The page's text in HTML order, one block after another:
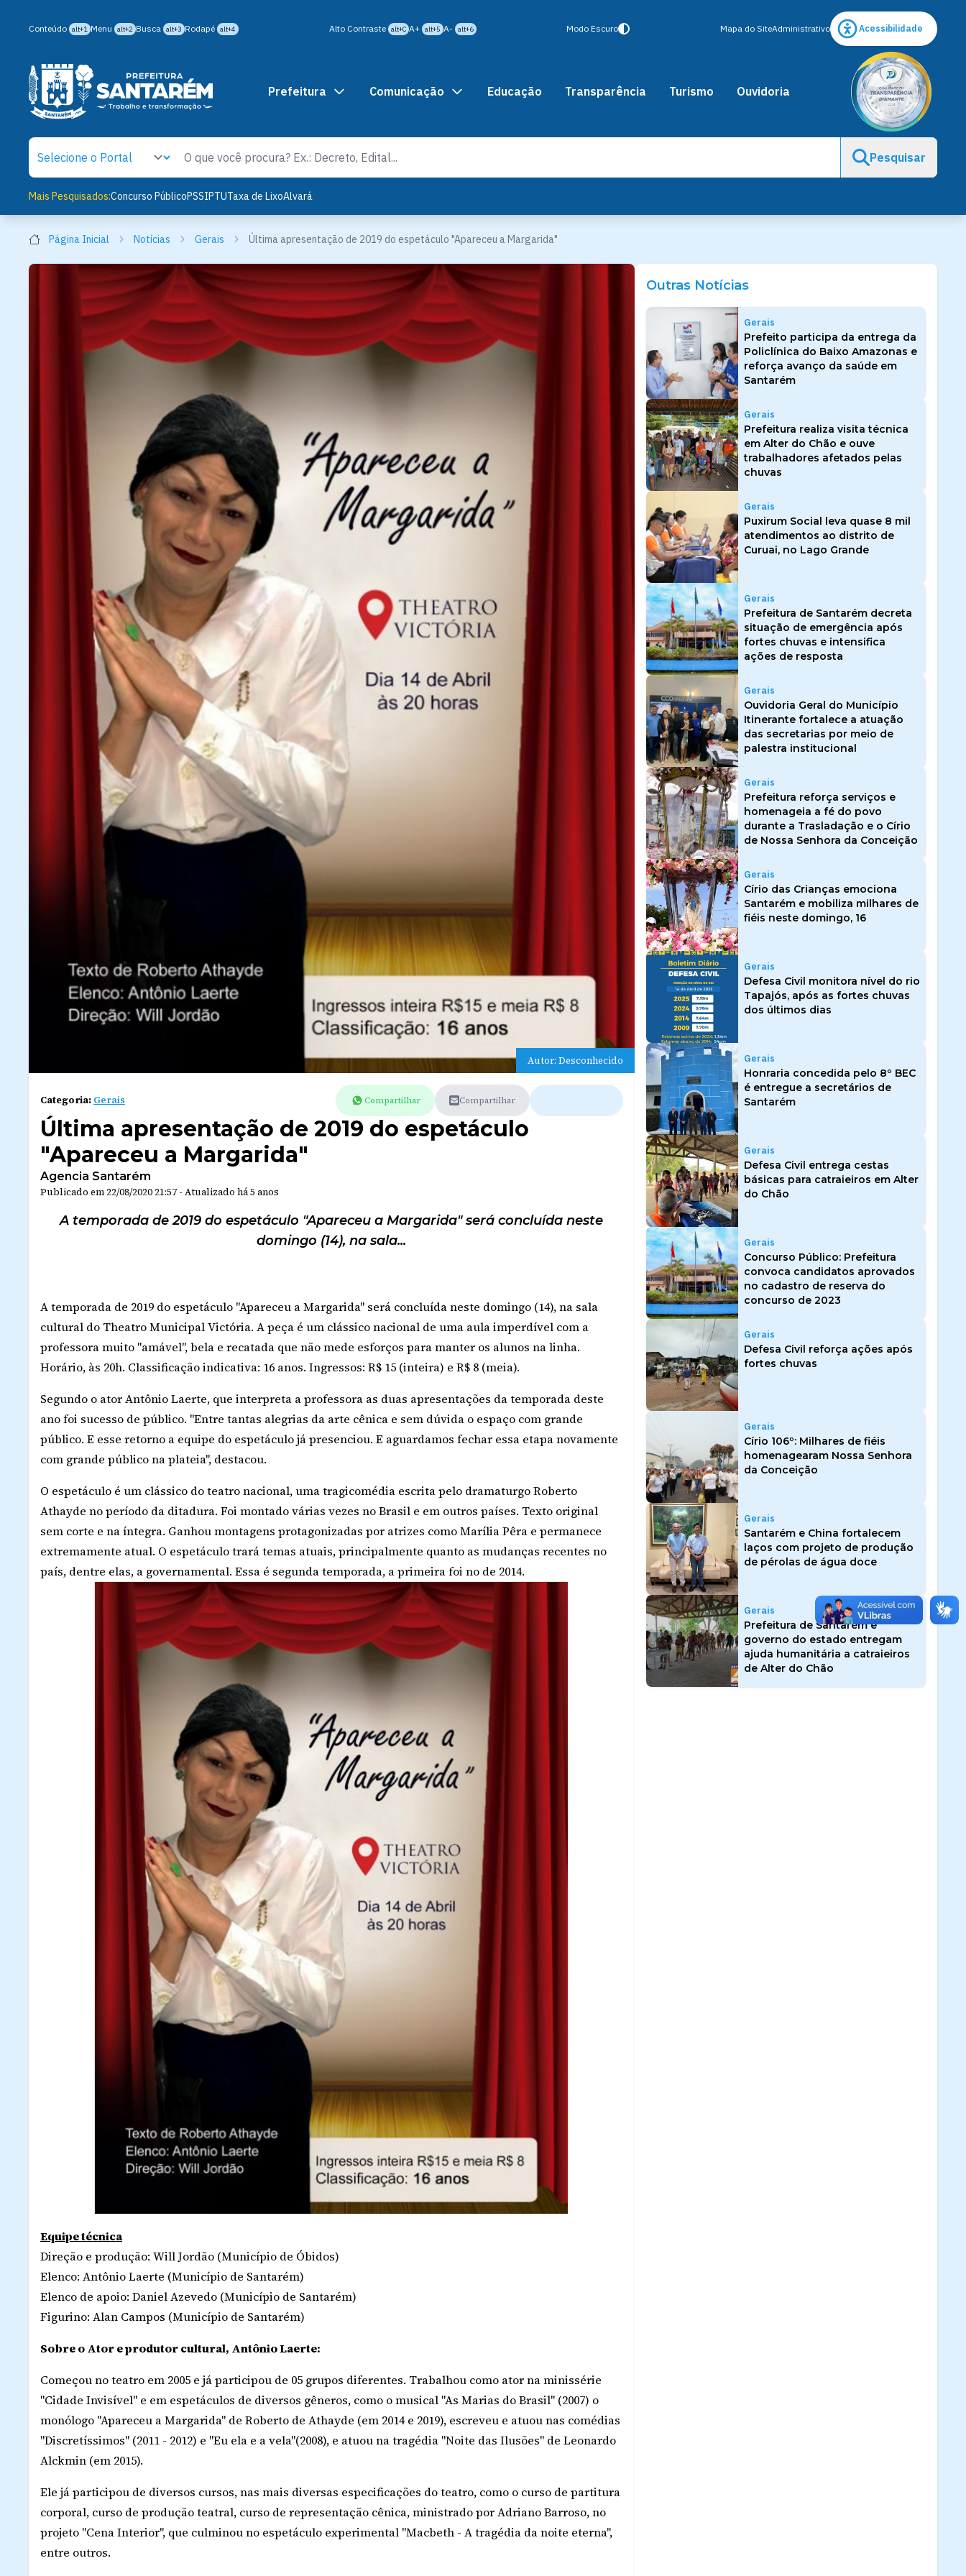
Conteúdo alt+1 Menu alt+2 Busca alt+3 Rodapé alt+4 Alto Contraste alt+C A+ alt+5 A- alt+6 Modo Escuro Mapa do SiteAdministrativo Acessibilidade
Prefeitura Comunicação Educação Transparência Turismo Ouvidoria
Pesquisar
Mais Pesquisados:Concurso PúblicoPSSIPTUTaxa de LixoAlvará
Página Inicial Notícias Gerais Última apresentação de 2019 do espetáculo "Apareceu a Margarida"
Autor: Desconhecido
Categoria: Gerais Compartilhar Compartilhar
Última apresentação de 2019 do espetáculo
"Apareceu a Margarida"
Agencia Santarém
Publicado em 22/08/2020 21:57 - Atualizado há 5 anos
A temporada de 2019 do espetáculo "Apareceu a Margarida" será concluída neste
domingo (14), na sala...
A temporada de 2019 do espetáculo "Apareceu a Margarida" será concluída neste domingo (14), na sala
cultural do Theatro Municipal Victória. A peça é um clássico nacional de uma aula imperdível com a
professora muito "amável", bela e recatada que não mede esforços para manter os alunos na linha.
Horário, às 20h. Classificação indicativa: 16 anos. Ingressos: R$ 15 (inteira) e R$ 8 (meia).
Segundo o ator Antônio Laerte, que interpreta a professora as duas apresentações da temporada deste
ano foi sucesso de público. "Entre tantas alegrias da arte cênica e sem dúvida o espaço com grande
público. E esse retorno a equipe do espetáculo já presenciou. E aguardamos fechar essa etapa novamente
com grande público na plateia", destacou.
O espetáculo é um clássico do teatro nacional, uma tragicomédia escrita pelo dramaturgo Roberto
Athayde no período da ditadura. Foi montado várias vezes no Brasil e em outros países. Texto original
sem corte e na íntegra. Ganhou montagens protagonizadas por atrizes como Marília Pêra e permanece
extremamente atual. O espetáculo trará temas atuais, principalmente quanto as mudanças recentes no
país, dentre elas, a governamental. Essa é segunda temporada, a primeira foi no de 2014.
Equipe técnica
Direção e produção: Will Jordão (Município de Óbidos)
Elenco: Antônio Laerte (Município de Santarém)
Elenco de apoio: Daniel Azevedo (Município de Santarém)
Figurino: Alan Campos (Município de Santarém)
Sobre o Ator e produtor cultural, Antônio Laerte:
Começou no teatro em 2005 e já participou de 05 grupos diferentes. Trabalhou como ator na minissérie
"Cidade Invisível" e em espetáculos de diversos gêneros, como o musical "As Marias do Brasil" (2007) o
monólogo "Apareceu a Margarida" de Roberto de Athayde (em 2014 e 2019), escreveu e atuou nas comédias
"Discretíssimos" (2011 - 2012) e "Eu ela e a vela"(2008), e atuou na tragédia "Noite das Ilusões" de Leonardo
Alckmin (em 2015).
Ele já participou de diversos cursos, nas mais diversas especificações do teatro, como o curso de partitura
corporal, curso de produção teatral, curso de representação cênica, ministrado por Adriano Barroso, no
projeto "Cena Interior", que culminou no espetáculo experimental "Macbeth - A tragédia da noite eterna",
entre outros.
Outras Notícias
Gerais
Prefeito participa da entrega da
Policlínica do Baixo Amazonas e
reforça avanço da saúde em
Santarém
Gerais
Prefeitura realiza visita técnica
em Alter do Chão e ouve
trabalhadores afetados pelas
chuvas
Gerais
Puxirum Social leva quase 8 mil
atendimentos ao distrito de
Curuai, no Lago Grande
Gerais
Prefeitura de Santarém decreta
situação de emergência após
fortes chuvas e intensifica
ações de resposta
Gerais
Ouvidoria Geral do Município
Itinerante fortalece a atuação
das secretarias por meio de
palestra institucional
Gerais
Prefeitura reforça serviços e
homenageia a fé do povo
durante a Trasladação e o Círio
de Nossa Senhora da Conceição
Gerais
Círio das Crianças emociona
Santarém e mobiliza milhares de
fiéis neste domingo, 16
Gerais
Defesa Civil monitora nível do rio
Tapajós, após as fortes chuvas
dos últimos dias
Gerais
Honraria concedida pelo 8º BEC
é entregue a secretários de
Santarém
Gerais
Defesa Civil entrega cestas
básicas para catraieiros em Alter
do Chão
Gerais
Concurso Público: Prefeitura
convoca candidatos aprovados
no cadastro de reserva do
concurso de 2023
Gerais
Defesa Civil reforça ações após
fortes chuvas
Gerais
Círio 106º: Milhares de fiéis
homenagearam Nossa Senhora
da Conceição
Gerais
Santarém e China fortalecem
laços com projeto de produção
de pérolas de água doce
Gerais
Prefeitura de Santarém e
governo do estado entregam
ajuda humanitária a catraieiros
de Alter do Chão